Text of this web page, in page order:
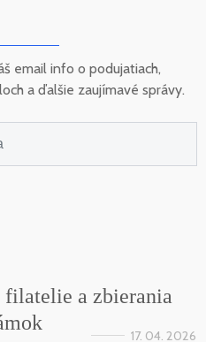
email info o podujatiach,
a ďalšie zaujímavé správy.
a zbierania
17. 04. 2026